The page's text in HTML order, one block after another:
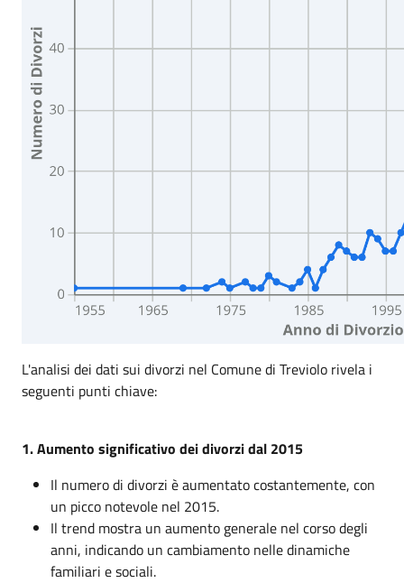
L'analisi dei dati sui divorzi nel Comune di Treviolo rivela i
seguenti punti chiave:
1. Aumento significativo dei divorzi dal 2015
Il numero di divorzi è aumentato costantemente, con
un picco notevole nel 2015.
Il trend mostra un aumento generale nel corso degli
anni, indicando un cambiamento nelle dinamiche
familiari e sociali.